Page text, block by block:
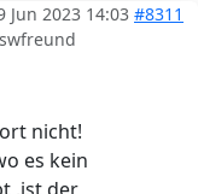
Jun 2023 14:03 #8311
swfreund
nicht!
es kein